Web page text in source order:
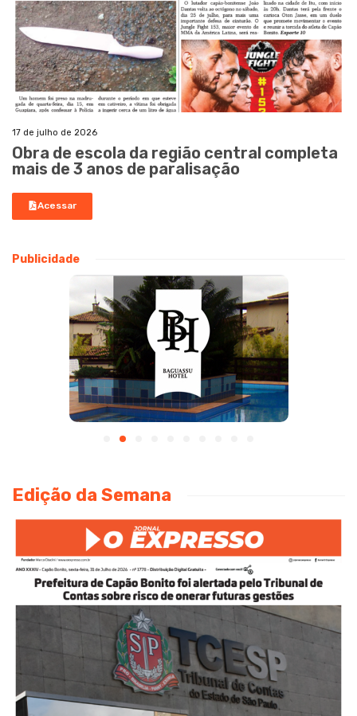
17 de julho de 2026
Obra de escola da região central completa
mais de 3 anos de paralisação
Acessar
Publicidade
Edição da Semana